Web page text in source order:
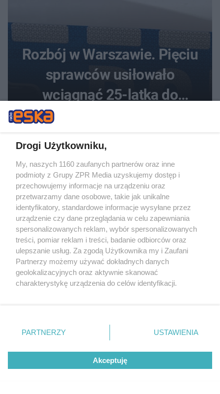
Rozbój w Warszawie. Pięciu
sprawców usiłowało
wciągnąć 25-latka do
Oszustwo w banku w
Bartoszycach. Pracownica
podejrzana o
Drogi Użytkowniku,
My, naszych 1160 zaufanych partnerów oraz inne
podmioty z Grupy ZPR Media uzyskujemy dostęp i
przechowujemy informacje na urządzeniu oraz
przetwarzamy dane osobowe, takie jak unikalne
identyfikatory, standardowe informacje wysyłane przez
urządzenie czy dane przeglądania w celu zapewniania
spersonalizowanych reklam, wybór spersonalizowanych
treści, pomiar reklam i treści, badanie odbiorców oraz
ulepszanie usług. Za zgodą Użytkownika my i Zaufani
Partnerzy możemy używać dokładnych danych
geolokalizacyjnych oraz aktywnie skanować
charakterystykę urządzenia do celów identyfikacji.
zmienić/wycofać klikając przycisk ustawień prywatności
znajdujący się w lewym dolnym rogu strony
rodzaje przetwarzania danych nie wymagają zgody
użytkownika, ale masz prawo sprzeciwić się takiemu
przetwarzaniu. Preferencje będą miały zastosowanie tylko
PARTNERZY USTAWIENIA
Akceptuję